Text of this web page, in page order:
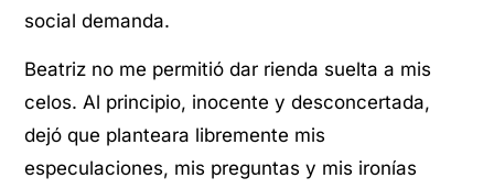
social demanda.
Beatriz no me permitió dar rienda suelta a mis
celos. Al principio, inocente y desconcertada,
dejó que planteara libremente mis
especulaciones, mis preguntas y mis ironías